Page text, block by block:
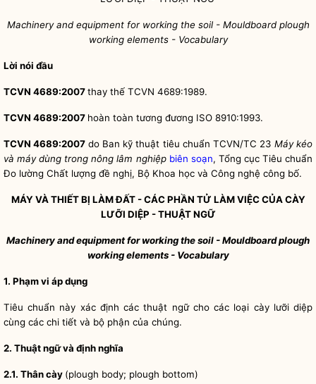
Machinery and equipment for working the soil - Mouldboard plough
working elements - Vocabulary
Lời nói đầu
TCVN 4689:2007thay thế TCVN 4689:1989.
TCVN 4689:2007 hoàn toàn tương đương ISO 8910:1993.
TCVN 4689:2007 do Ban kỹ thuật tiêu chuẩn TCVN/TC 23 Máy kéo
và máy dùng trong nông lâm nghiệp biên soạn, Tổng cục Tiêu chuẩn
Đo lường Chất lượng đề nghị, Bộ Khoa học và Công nghệ công bố.
MÁY VÀ THIẾT BỊ LÀM ĐẤT - CÁC PHẦN TỬ LÀM VIỆC CỦA CÀY
LƯỠI DIỆP - THUẬT NGỮ
Machinery and equipment for working the soil - Mouldboard plough
working elements - Vocabulary
1. Phạm vi áp dụng
Tiêu chuẩn này xác định các thuật ngữ cho các loại cày lưỡi diệp
cùng các chi tiết và bộ phận của chúng.
2. Thuật ngữ và định nghĩa
2.1. Thân cày (plough body; plough bottom)